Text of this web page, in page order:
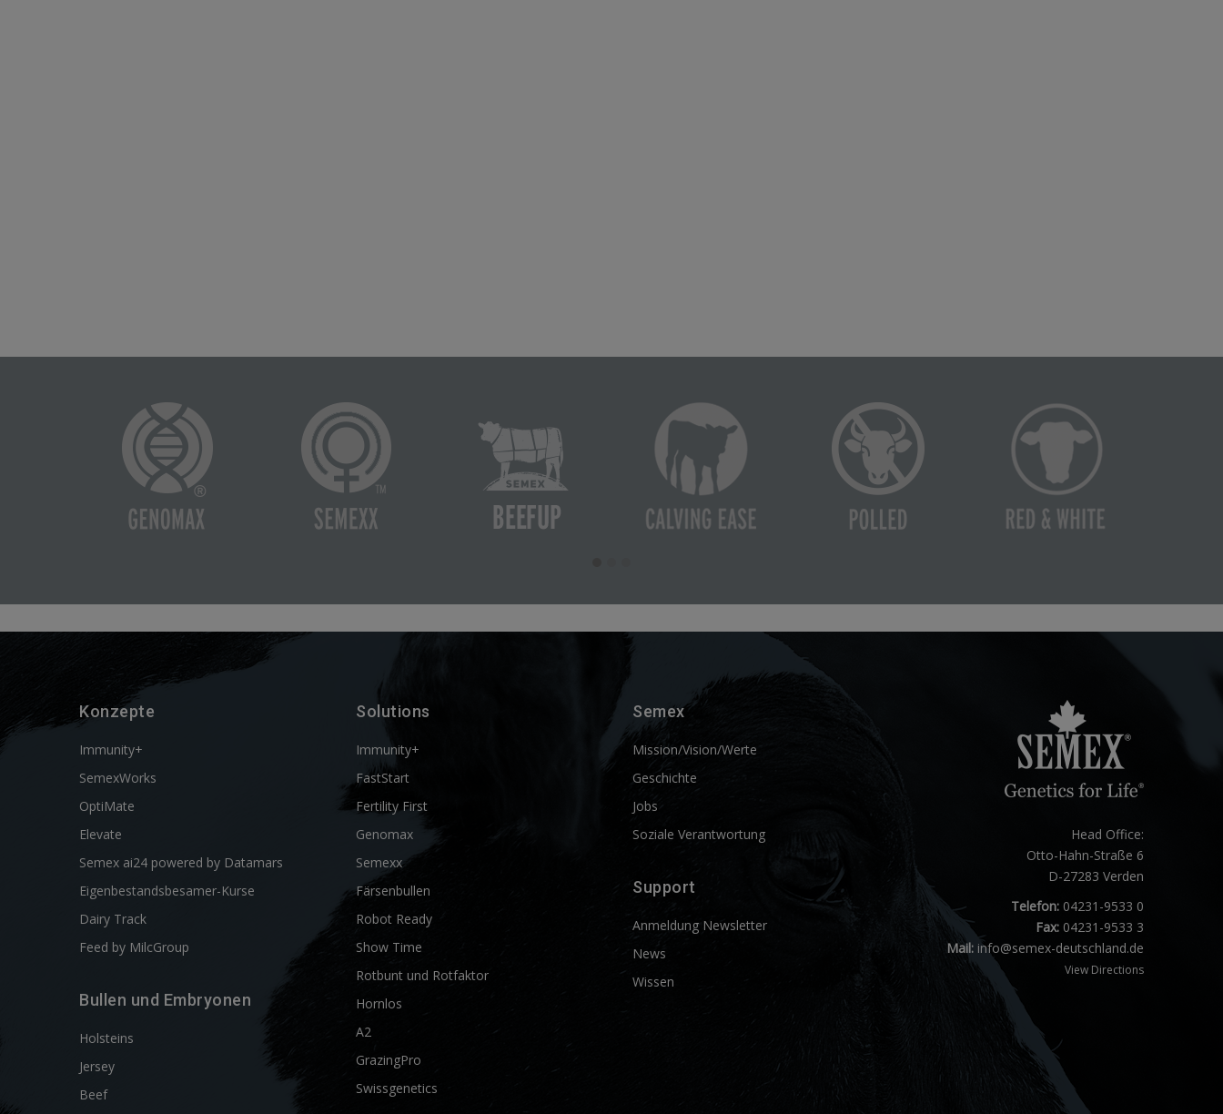
Konzepte
Immunity+
SemexWorks
OptiMate
Elevate
Semex ai24 powered by Datamars
Eigenbestandsbesamer-Kurse
Dairy Track
Feed by MilcGroup
Bullen und Embryonen
Holsteins
Jersey
Beef
Solutions
Immunity+
FastStart
Fertility First
Genomax
Semexx
Färsenbullen
Robot Ready
Show Time
Rotbunt und Rotfaktor
Hornlos
A2
GrazingPro
Swissgenetics
Semex
Mission/Vision/Werte
Geschichte
Jobs
Soziale Verantwortung
Support
Anmeldung Newsletter
News
Wissen
Head Office:
Otto-Hahn-Straße 6
D-27283 Verden
Telefon:04231-9533 0
Fax:04231-9533 3
Mail: info@semex-deutschland.de
View Directions